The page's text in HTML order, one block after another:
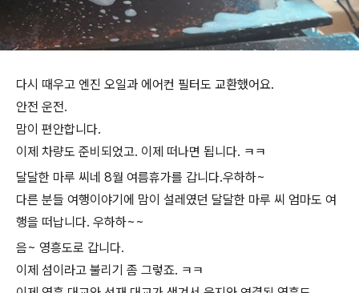
다시 때우고 엔진 오일과 에어컨 필터도 교환했어요.
안전 운전.
맘이 편안합니다.
이제 차량도 준비되었고. 이제 떠나면 됩니다. ㅋㅋ
​달달한 마루 씨네 8월 여름휴가를 갑니다.우하하~
다른 분들 여행이야기에 맘이 설레였던 달달한 마루 씨 엄마도 여
행을 떠납니다. 우하하~~
​음~ 영흥도로 갑니다.
이제 섬이라고 불리기 좀 그렇죠. ㅋㅋ